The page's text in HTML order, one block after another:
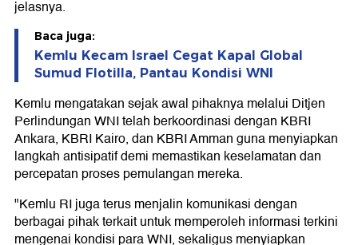
jelasnya.
Baca juga:
Kemlu Kecam Israel Cegat Kapal Global
Sumud Flotilla, Pantau Kondisi WNI
Kemlu mengatakan sejak awal pihaknya melalui Ditjen
Perlindungan WNI telah berkoordinasi dengan KBRI
Ankara, KBRI Kairo, dan KBRI Amman guna menyiapkan
langkah antisipatif demi memastikan keselamatan dan
percepatan proses pemulangan mereka.
"Kemlu RI juga terus menjalin komunikasi dengan
berbagai pihak terkait untuk memperoleh informasi terkini
mengenai kondisi para WNI, sekaligus menyiapkan